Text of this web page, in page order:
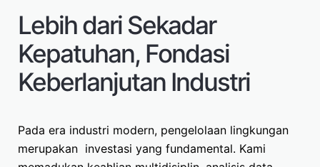
Lebih dari Sekadar
Kepatuhan, Fondasi
Keberlanjutan Industri
Pada era industri modern, pengelolaan lingkungan
merupakan investasi yang fundamental. Kami